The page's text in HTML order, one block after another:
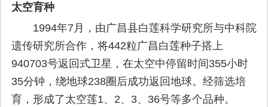
太空育种
1994年7月，由广昌县白莲科学研究所与中科院
遗传研究所合作，将442粒广昌白莲种子搭上
940703号返回式卫星，在太空中停留时间355小时
35分钟，绕地球238圈后成功返回地球。经筛选培
育，形成了太空莲1、2、3、36号等多个品种。